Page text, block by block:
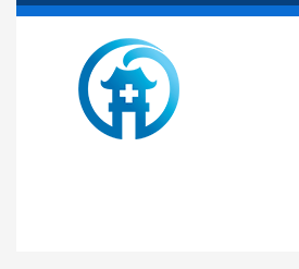
- Cơ sở
- Cơ